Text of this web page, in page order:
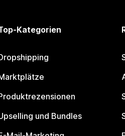
Kategorien
und Bundles